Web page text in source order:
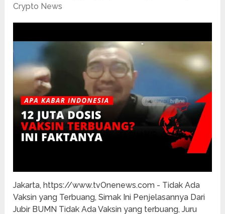
Crypto News
Jakarta, https://www.tvOnenews.com - Tidak Ada
Vaksin yang Terbuang, Simak Ini Penjelasannya Dari
Jubir BUMN Tidak Ada Vaksin yang terbuang, Juru